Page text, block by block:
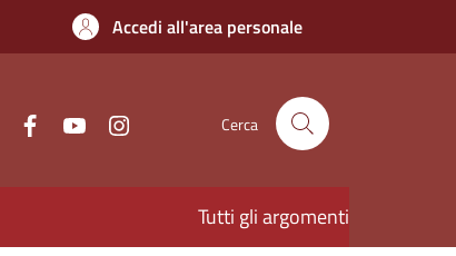
Accedi all'area personale
Cerca
Tutti gli argomenti